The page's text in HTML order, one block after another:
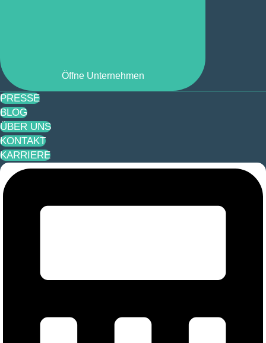
Öffne Unternehmen
PRESSE
BLOG
ÜBER UNS
KONTAKT
KARRIERE